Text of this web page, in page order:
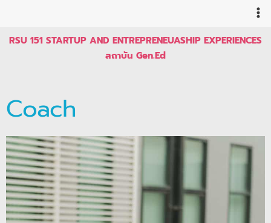
content
RSU 151 STARTUP AND ENTREPRENEUASHIP EXPERIENCES
สถาบัน Gen.Ed
Coach